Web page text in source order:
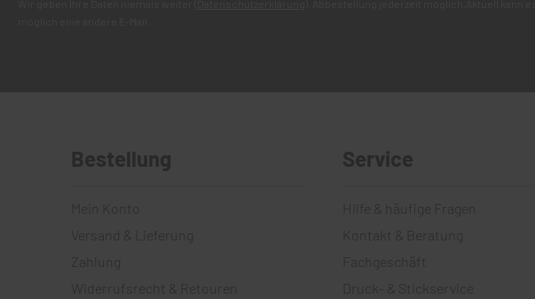
Bestellung
Versand & Lieferung
Zahlung
Widerrufsrecht & Retouren
Service
Hilfe & häufige Fragen
Kontakt & Beratung
Fachgeschäft
Druck- & Stickservice